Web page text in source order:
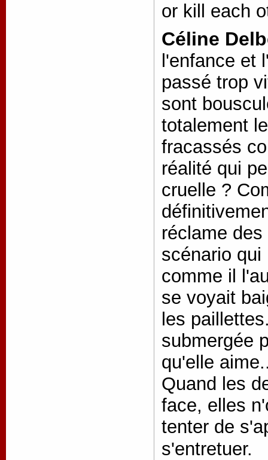
or kill each
Céline
l'enfance et
passé trop
sont
totalement
fracassés
réalité qui
cruelle ?
réclame
scénario
comme il
se voyait
les
submergée
qu'elle
Quand les
face, elles
tenter de
s'entretuer.